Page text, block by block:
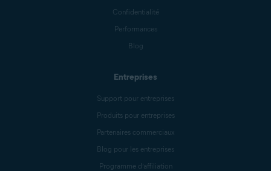
Confidentialité
Performances
Blog
Entreprises
Support pour entreprises
Produits pour entreprises
Partenaires commerciaux
Blog pour les entreprises
Programme d’affiliation